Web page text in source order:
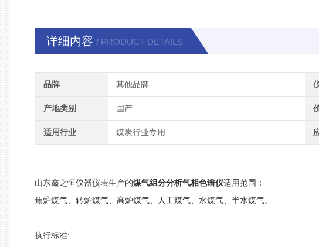
详细内容 / PRODUCT DETAILS
品牌 其他品牌
产地类别 国产
适用行业 煤炭行业专用
山东鑫之恒仪器仪表生产的煤气组分分析气相色谱仪适用范围：
焦炉煤气、转炉煤气、高炉煤气、人工煤气、水煤气、半水煤气。
执行标准: